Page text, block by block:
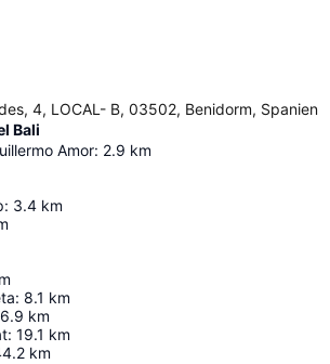
4, LOCAL- B, 03502, Benidorm, Spanien
Bali
Amor: 2.9 km
: 3.4 km
: 8.1 km
km
: 19.1 km
km